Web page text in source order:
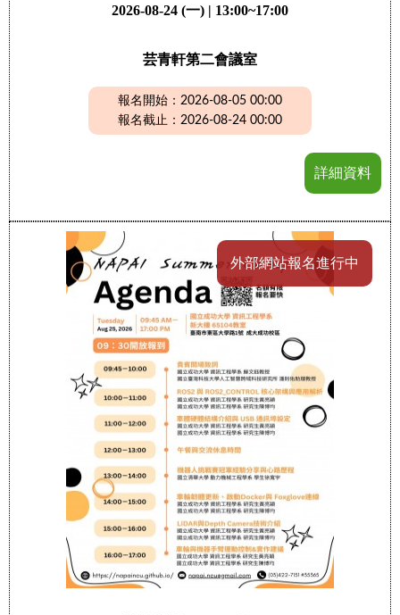
2026-08-24 (一) | 13:00~17:00
芸青軒第二會議室
報名開始：2026-08-05 00:00
報名截止：2026-08-24 00:00
詳細資料
外部網站報名進行中